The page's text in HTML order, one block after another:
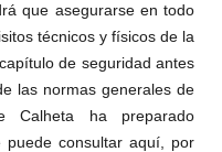
que asegurarse en todo
técnicos y físicos de la
de seguridad antes
las normas generales de
Calheta ha preparado
puede consultar aquí, por